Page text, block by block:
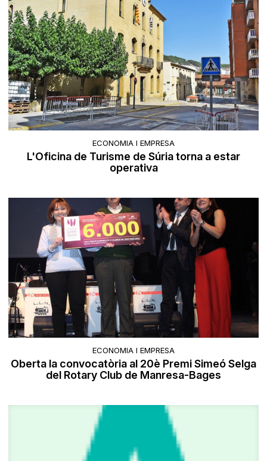
ECONOMIA I EMPRESA
L'Oficina de Turisme de Súria torna a estar
operativa
ECONOMIA I EMPRESA
Oberta la convocatòria al 20è Premi Simeó Selga
del Rotary Club de Manresa-Bages